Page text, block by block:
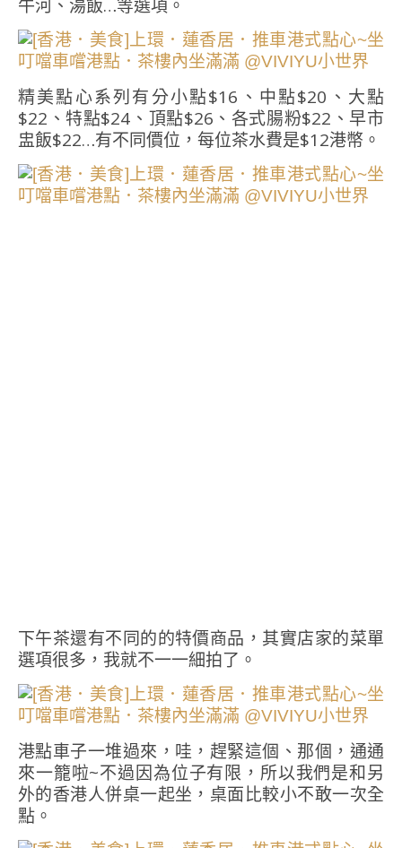
牛河、湯飯…等選項。
精美點心系列有分小點$16、中點$20、大點
$22、特點$24、頂點$26、各式腸粉$22、早市
盅飯$22…有不同價位，每位茶水費是$12港幣。
下午茶還有不同的的特價商品，其實店家的菜單
選項很多，我就不一一細拍了。
港點車子一堆過來，哇，趕緊這個、那個，通通
來一籠啦~不過因為位子有限，所以我們是和另
外的香港人併桌一起坐，桌面比較小不敢一次全
點。